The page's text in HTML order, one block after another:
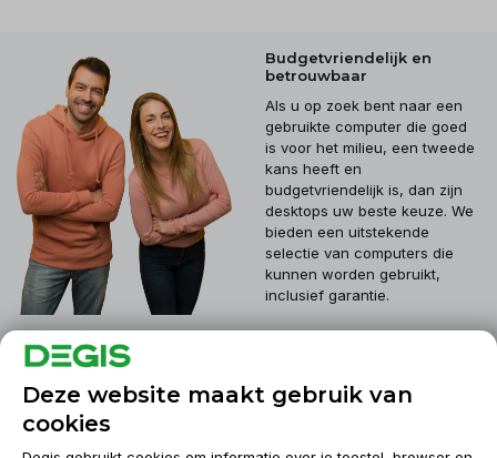
Budgetvriendelijk en
betrouwbaar
Als u op zoek bent naar een
gebruikte computer die goed
is voor het milieu, een tweede
kans heeft en
budgetvriendelijk is, dan zijn
desktops uw beste keuze. We
bieden een uitstekende
selectie van computers die
kunnen worden gebruikt,
inclusief garantie.
Klantenservice
Deze website maakt gebruik van
cookies